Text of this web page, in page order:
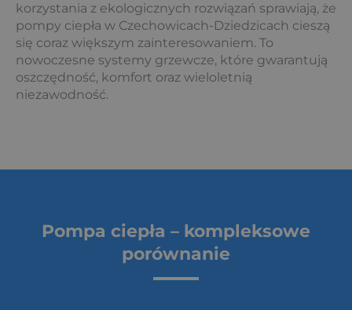
korzystania z ekologicznych rozwiązań sprawiają, że
pompy ciepła w Czechowicach-Dziedzicach cieszą
się coraz większym zainteresowaniem. To
nowoczesne systemy grzewcze, które gwarantują
oszczędność, komfort oraz wieloletnią
niezawodność.
Pompa ciepła – kompleksowe
porównanie